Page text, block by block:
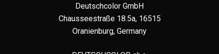
Deutschcolor GmbH
Chausseestraße 18.5a, 16515
Oranienburg, Germany